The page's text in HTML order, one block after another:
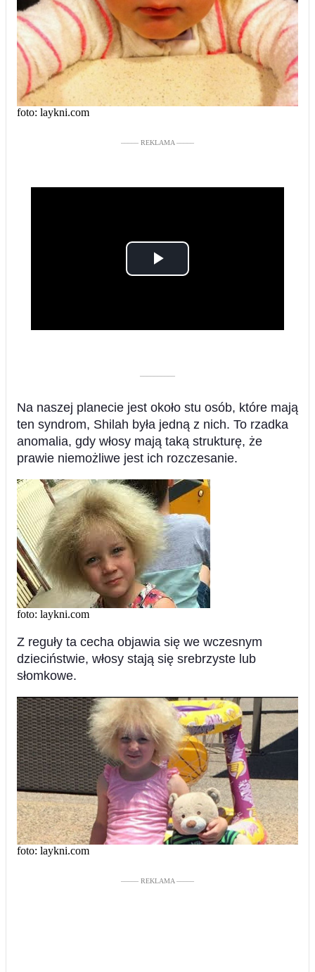
foto: laykni.com
––––– REKLAMA –––––
Play
––––––––––
Na naszej planecie jest około stu osób, które mają
ten syndrom, Shilah była jedną z nich. To rzadka
anomalia, gdy włosy mają taką strukturę, że
prawie niemożliwe jest ich rozczesanie.
foto: laykni.com
Z reguły ta cecha objawia się we wczesnym
dzieciństwie, włosy stają się srebrzyste lub
słomkowe.
foto: laykni.com
––––– REKLAMA –––––